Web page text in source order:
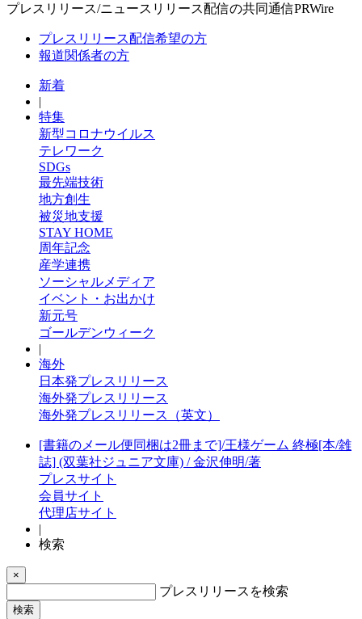
プレスリリース/ニュースリリース配信の共同通信PRWire
プレスリリース配信希望の方
報道関係者の方
新着
|
特集
新型コロナウイルス
テレワーク
SDGs
最先端技術
地方創生
被災地支援
STAY HOME
周年記念
産学連携
ソーシャルメディア
イベント・お出かけ
新元号
ゴールデンウィーク
|
海外
日本発プレスリリース
海外発プレスリリース
海外発プレスリリース（英文）
[書籍のメール便同梱は2冊まで]/王様ゲーム 終極[本/雑
誌] (双葉社ジュニア文庫) / 金沢伸明/著
プレスサイト
会員サイト
代理店サイト
|
検索
×
プレスリリースを検索
検索